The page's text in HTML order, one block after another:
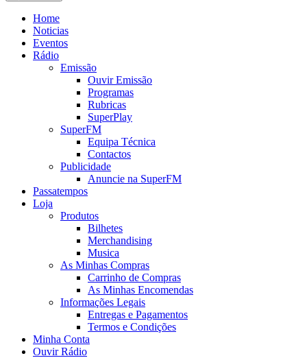
Home
Noticias
Eventos
Rádio
Emissão
Ouvir Emissão
Programas
Rubricas
SuperPlay
SuperFM
Equipa Técnica
Contactos
Publicidade
Anuncie na SuperFM
Passatempos
Loja
Produtos
Bilhetes
Merchandising
Musica
As Minhas Compras
Carrinho de Compras
As Minhas Encomendas
Informações Legais
Entregas e Pagamentos
Termos e Condições
Minha Conta
Ouvir Rádio